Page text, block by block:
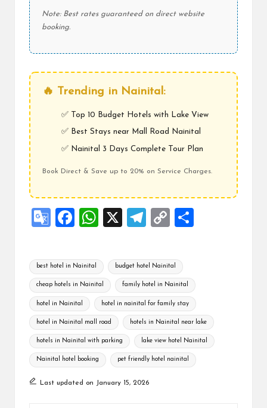
Note: Best rates guaranteed on direct website
booking.
🔥 Trending in Nainital:
✅ Top 10 Budget Hotels with Lake View
✅ Best Stays near Mall Road Nainital
✅ Nainital 3 Days Complete Tour Plan
Book Direct & Save up to 20% on Service Charges.
G
o
gl
e
Tr
a
ns
la
te
F
ce
b
o
o
k
W
at
s
A
p
p
X
Te
gr
a
m
C
p
y
Li
n
k
Tags:
best hotel in Nainital budget hotel Nainital
cheap hotels in Nainital family hotel in Nainital
hotel in Nainital hotel in nainital for family stay
hotel in Nainital mall road hotels in Nainital near lake
hotels in Nainital with parking lake view hotel Nainital
Nainital hotel booking pet friendly hotel nainital
Last updated on January 15, 2026